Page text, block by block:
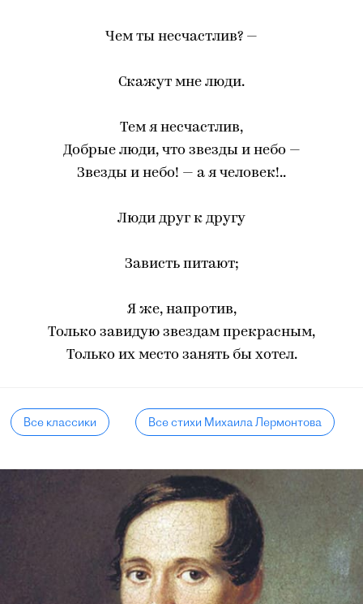
Чем ты несчастлив? —
Скажут мне люди.
Тем я несчастлив,
Добрые люди, что звезды и небо —
Звезды и небо! — а я человек!..
Люди друг к другу
Зависть питают;
Я же, напротив,
Только завидую звездам прекрасным,
Только их место занять бы хотел.
Все классики Все стихи Михаила Лермонтова